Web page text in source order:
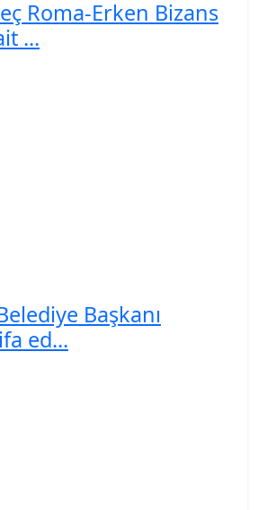
Roma-Erken Bizans
...
Başkanı
ed...